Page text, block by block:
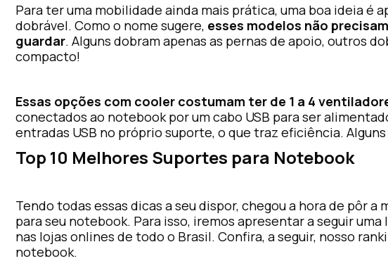
Para ter uma mobilidade ainda mais prática, uma boa ideia é
dobrável. Como o nome sugere, esses modelos não
guardar. Alguns dobram apenas as pernas de apoio, outros
compacto!
Essas opções com cooler costumam ter de 1 a 4
conectados ao notebook por um cabo USB para ser
entradas USB no próprio suporte, o que traz eficiência.
Top 10 Melhores Suportes para Notebook
Tendo todas essas dicas a seu dispor, chegou a hora de pôr
para seu notebook. Para isso, iremos apresentar a seguir
nas lojas onlines de todo o Brasil. Confira, a seguir, nosso
notebook.